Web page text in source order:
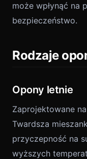
może wpłynąć na
bezpieczeństwo.
Rodzaje
Opony letnie
Zaprojektowane
Twardsza
przyczepność na
wyższych